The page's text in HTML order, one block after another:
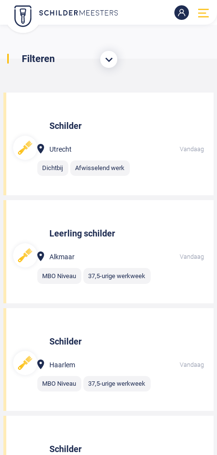
Filteren
Schilder
Utrecht Vandaag
Dichtbij Afwisselend werk
Leerling schilder
Alkmaar Vandaag
MBO Niveau 37,5-urige werkweek
Schilder
Haarlem Vandaag
MBO Niveau 37,5-urige werkweek
Schilder